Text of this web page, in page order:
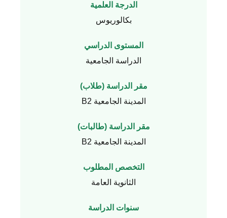
الدرجة العلمية
بكالوريوس
المستوى الدراسي
الدراسة الجامعية
مقر الدراسة (طلاب)
المدينة الجامعية B2
مقر الدراسة (طالبات)
المدينة الجامعية B2
التخصص المطلوب
الثانوية العامة
سنوات الدراسة